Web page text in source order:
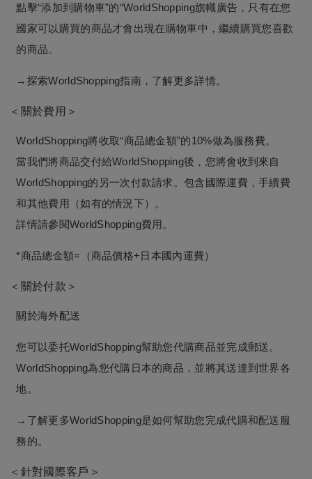
點擊“添加到購物車”的“WorldShopping旗幟廣告，只有在您
國家可以購買的商品才會出現在購物車中，繼續購買您喜歡
的商品。
→探索WorldShopping指南，了解更多詳情。
＜關於費用＞
WorldShopping將收取“商品總金額”的10%做為服務費。
當我們將商品交付給WorldShopping後，您將會收到來自
WorldShopping的另一次付款請求。包含國際運費，手續費
和其他費用（如有的情況下）。
詳情請參閱WorldShopping費用。
*商品總金額=（商品價格+日本國內運費）
＜關於付款＞
關於海外配送
您可以委托WorldShopping幫助您代購商品並完成郵送。
WorldShopping為您代購日本的商品，並將其送達到世界各
地。
→了解更多WorldShopping是如何幫助您完成代購和配送服
務的。
＜針對國際客戶＞